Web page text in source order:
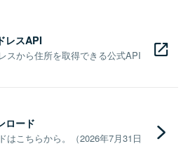
レスAPI
スから住所を取得できる公式API
ロード
はこちらから。（2026年7月31日